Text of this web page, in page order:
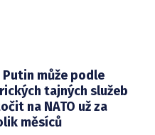
Putin může podle
tajných služeb
na NATO už za
měsíců